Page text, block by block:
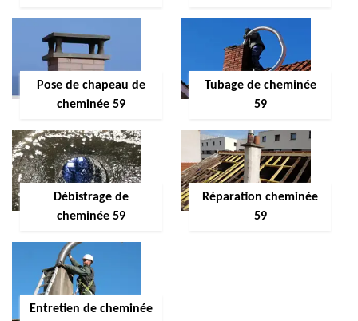
Pose de chapeau de
cheminée 59
Tubage de cheminée
59
Débistrage de
cheminée 59
Réparation cheminée
59
Entretien de cheminée